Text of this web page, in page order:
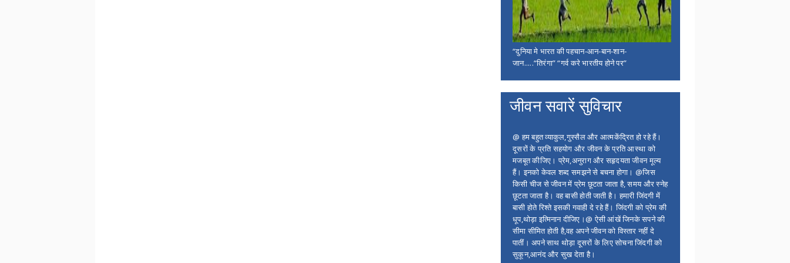
“दुनिया मे भारत की पहचान-आन-बान-शान-
जान.....“तिरंगा” “गर्व करे भारतीय होने पर”
जीवन सवारें सुविचार
@ हम बहुत व्याकुल,गुस्सैल और आत्मकेंद्रित हो रहे हैं।
दूसरों के प्रति सहयोग और जीवन के प्रति आस्था को
मजबूत कीजिए। प्रेम,अनुराग और सहृदयता जीवन मूल्य
हैं। इनको केवल शब्द समझने से बचना होगा। @जिस
किसी चीज से जीवन में प्रेम छूटता जाता है, समय और स्नेह
छूटता जाता है। वह बासी होती जाती है। हमारी जिंदगी में
बासी होते रिश्ते इसकी गवाही दे रहे हैं। जिंदगी को प्रेम की
धूप,थोड़ा इत्मिनान दीजिए।@ ऐसी आंखें जिनके सपने की
सीमा सीमित होती है,वह अपने जीवन को विस्तार नहीं दे
पातीं। अपने साथ थोड़ा दूसरों के लिए सोचना जिंदगी को
सुकून,आनंद और सुख देता है।